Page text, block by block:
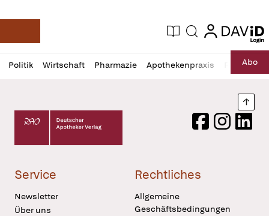
Deutsche Apotheker Zeitung
Aktuelle Ausgabe
Suche login
login
Politik Wirtschaft Pharmazie Apothekenpraxis RechtAbo
Profil
öffnen
Daz
Pur
Deutscher Apotheker Verlag Logo
FacebookInstagram
Service
Newsletter
Über uns
Rechtliches
Allgemeine
Geschäftsbedingungen